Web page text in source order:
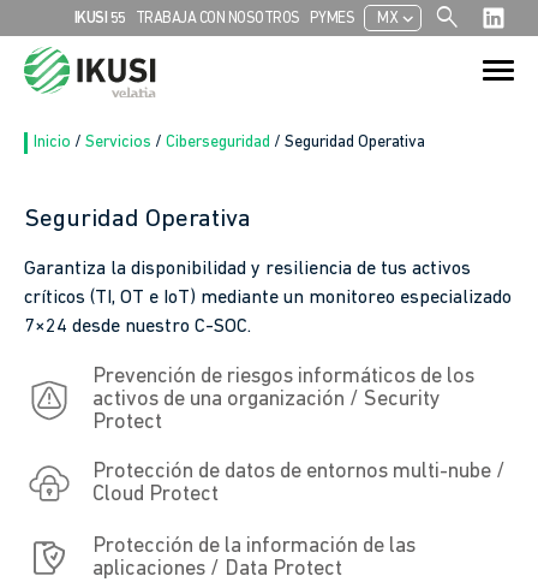
IKUSI 55 TRABAJA CON NOSOTROS PYMES MXchevron_left search
Search
for:
Search Button
Inicio / Servicios / Ciberseguridad / Seguridad Operativa
Seguridad Operativa
Garantiza la disponibilidad y resiliencia de tus activos
críticos (TI, OT e IoT) mediante un monitoreo especializado
7×24 desde nuestro C-SOC.
Prevención de riesgos informáticos de los
activos de una organización / Security
Protect
Protección de datos de entornos multi-nube /
Cloud Protect
Protección de la información de las
aplicaciones / Data Protect